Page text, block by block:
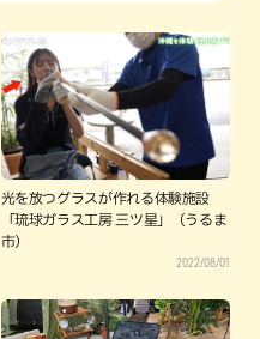
光を放つグラスが作れる体験施設
「琉球ガラス工房 三ツ星」（うるま
市）
2022/08/01